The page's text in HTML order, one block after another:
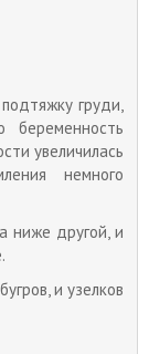
груди,
беременность
увеличилась
немного
ниже другой, и
и узелков